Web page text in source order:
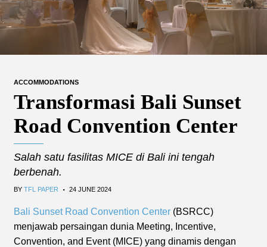
ACCOMMODATIONS
Transformasi Bali Sunset
Road Convention Center
Salah satu fasilitas MICE di Bali ini tengah
berbenah.
BY TFL PAPER . 24 JUNE 2024
Bali Sunset Road Convention Center (BSRCC)
menjawab persaingan dunia Meeting, Incentive,
Convention, and Event (MICE) yang dinamis dengan